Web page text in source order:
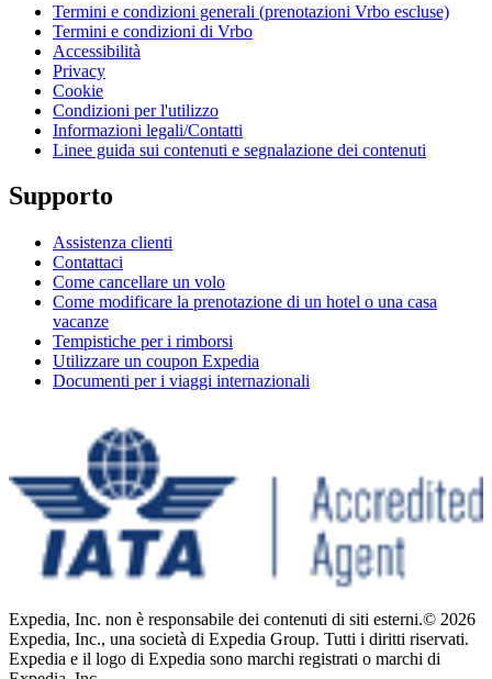
Termini e condizioni generali (prenotazioni Vrbo escluse)
Termini e condizioni di Vrbo
Accessibilità
Privacy
Cookie
Condizioni per l'utilizzo
Informazioni legali/Contatti
Linee guida sui contenuti e segnalazione dei contenuti
Supporto
Assistenza clienti
Contattaci
Come cancellare un volo
Come modificare la prenotazione di un hotel o una casa
vacanze
Tempistiche per i rimborsi
Utilizzare un coupon Expedia
Documenti per i viaggi internazionali
Expedia, Inc. non è responsabile dei contenuti di siti esterni.© 2026
Expedia, Inc., una società di Expedia Group. Tutti i diritti riservati.
Expedia e il logo di Expedia sono marchi registrati o marchi di